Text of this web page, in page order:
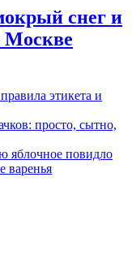
снег и
Москве
этикета и
просто, сытно,
яблочное повидло
варенья